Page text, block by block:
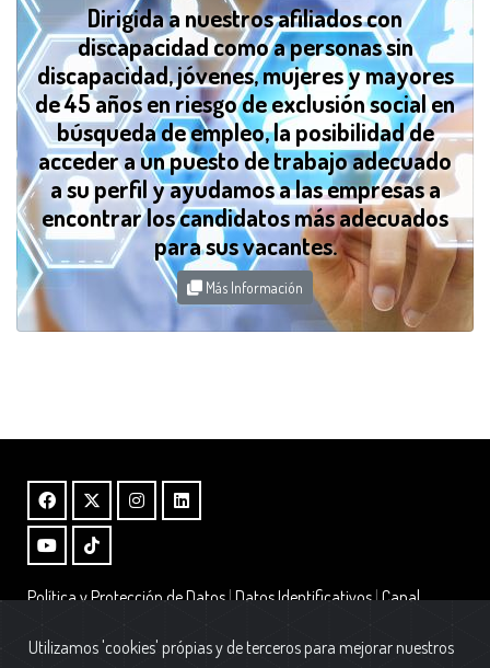
Dirigida a nuestros afiliados con
discapacidad como a personas sin
discapacidad, jóvenes, mujeres y mayores
de 45 años en riesgo de exclusión social en
búsqueda de empleo, la posibilidad de
acceder a un puesto de trabajo adecuado
a su perfil y ayudamos a las empresas a
encontrar los candidatos más adecuados
para sus vacantes.
Más Información
Utilizamos 'cookies' própias y de terceros para mejorar nuestros
Política y Protección de Datos|Datos Identificativos|Canal